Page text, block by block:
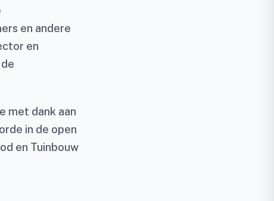
en andere
en
met dank aan
in de open
en Tuinbouw